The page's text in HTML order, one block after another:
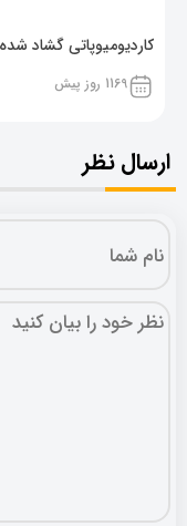
کاردیومیوپاتی گشاد
1169 روز پیش
ارسال نظر